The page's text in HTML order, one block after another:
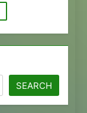
SEARCH